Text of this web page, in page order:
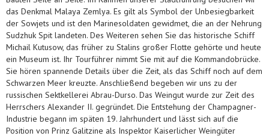
das Denkmal Malaya Zemlya. Es gilt als Symbol der Unbesiegbarkeit
der Sowjets und ist den Marinesoldaten gewidmet, die an der Nehrung
Sudzhuk Spit landeten. Des Weiteren sehen Sie das historische Schiff
Michail Kutusow, das früher zu Stalins großer Flotte gehörte und heute
ein Museum ist. Ihr Tourführer nimmt Sie mit auf die Kommandobrücke.
Sie hören spannende Details über die Zeit, als das Schiff noch auf dem
Schwarzen Meer kreuzte. Anschließend begeben wir uns zu der
russischen Sektkellerei Abrau-Durso. Das Weingut wurde zur Zeit des
Herrschers Alexander II. gegründet. Die Entstehung der Champagner-
Industrie begann im späten 19. Jahrhundert und lässt sich auf die
Position von Prinz Galitzine als Inspektor Kaiserlicher Weingüter